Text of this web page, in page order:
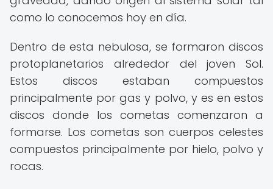
como lo conocemos hoy en día.
Dentro de esta nebulosa, se formaron discos
protoplanetarios alrededor del joven Sol.
Estos discos estaban compuestos
principalmente por gas y polvo, y es en estos
discos donde los cometas comenzaron a
formarse. Los cometas son cuerpos celestes
compuestos principalmente por hielo, polvo y
rocas.